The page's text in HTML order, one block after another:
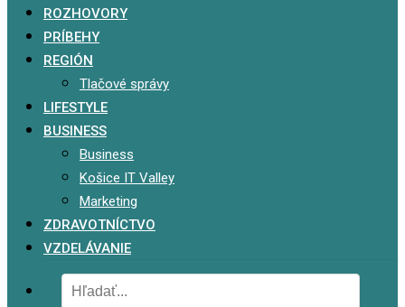
ROZHOVORY
PRÍBEHY
REGIÓN
Tlačové správy
LIFESTYLE
BUSINESS
Business
Košice IT Valley
Marketing
ZDRAVOTNÍCTVO
VZDELÁVANIE